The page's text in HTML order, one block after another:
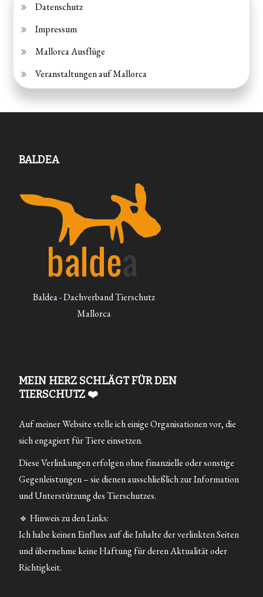
Datenschutz
Impressum
Mallorca Ausflüge
Veranstaltungen auf Mallorca
BALDEA
Baldea - Dachverband Tierschutz
Mallorca
MEIN HERZ SCHLÄGT FÜR DEN
TIERSCHUTZ ❤️
Auf meiner Website stelle ich einige Organisationen vor, die
sich engagiert für Tiere einsetzen.
Diese Verlinkungen erfolgen ohne finanzielle oder sonstige
Gegenleistungen – sie dienen ausschließlich zur Information
und Unterstützung des Tierschutzes.
🔹 Hinweis zu den Links:
Ich habe keinen Einfluss auf die Inhalte der verlinkten Seiten
und übernehme keine Haftung für deren Aktualität oder
Richtigkeit.